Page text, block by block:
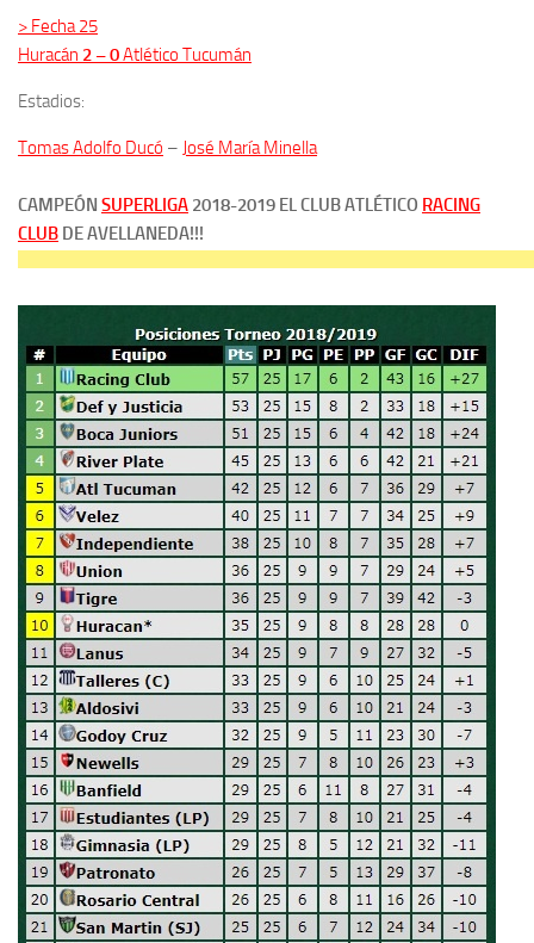
> Fecha 25
Huracán 2 – 0Atlético Tucumán
Estadios:
Tomas Adolfo Ducó – José María Minella
CAMPEÓN SUPERLIGA 2018-2019 EL CLUB ATLÉTICO RACING
CLUB DE AVELLANEDA!!!